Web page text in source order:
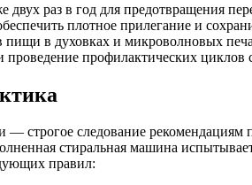
двух раз в год для предотвращения
плотное прилегание и
в духовках и микроволновых
профилактических циклов
следование рекомендациям
стиральная машина
правил: